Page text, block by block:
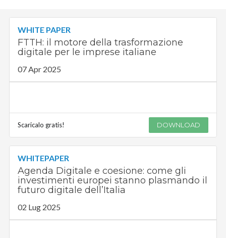
WHITE PAPER
FTTH: il motore della trasformazione
digitale per le imprese italiane
07 Apr 2025
Scaricalo gratis! DOWNLOAD
WHITEPAPER
Agenda Digitale e coesione: come gli
investimenti europei stanno plasmando il
futuro digitale dell’Italia
02 Lug 2025